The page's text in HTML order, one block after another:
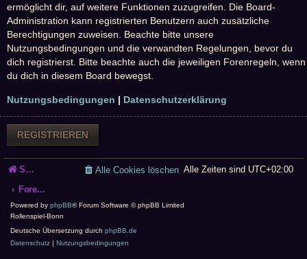
ermöglicht dir, auf weitere Funktionen zuzugreifen. Die Board-
Administration kann registrierten Benutzern auch zusätzliche
Berechtigungen zuweisen. Beachte bitte unsere
Nutzungsbedingungen und die verwandten Regelungen, bevor du
dich registrierst. Bitte beachte auch die jeweiligen Forenregeln, wenn
du dich in diesem Board bewegst.
Nutzungsbedingungen | Datenschutzerklärung
REGISTRIEREN
Startseite
Foren-Übersicht
Alle Zeiten sind UTC+02:00
Alle Cookies löschen
Powered by phpBB® Forum Software © phpBB Limited
Rollenspiel-Bonn
Deutsche Übersetzung durch phpBB.de
Datenschutz
Nutzungsbedingungen